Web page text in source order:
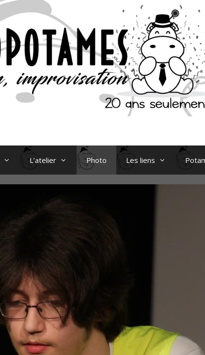
L’atelier Photo Les liens